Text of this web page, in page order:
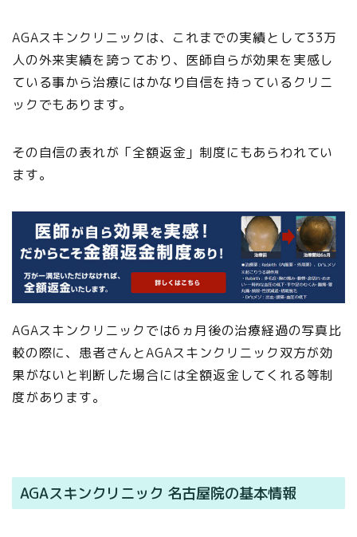
AGAスキンクリニックは、これまでの実績として33万
人の外来実績を誇っており、医師自らが効果を実感し
ている事から治療にはかなり自信を持っているクリニ
ックでもあります。
その自信の表れが「全額返金」制度にもあらわれてい
ます。
AGAスキンクリニックでは6ヵ月後の治療経過の写真比
較の際に、患者さんとAGAスキンクリニック双方が効
果がないと判断した場合には全額返金してくれる等制
度があります。
AGAスキンクリニック 名古屋院の基本情報